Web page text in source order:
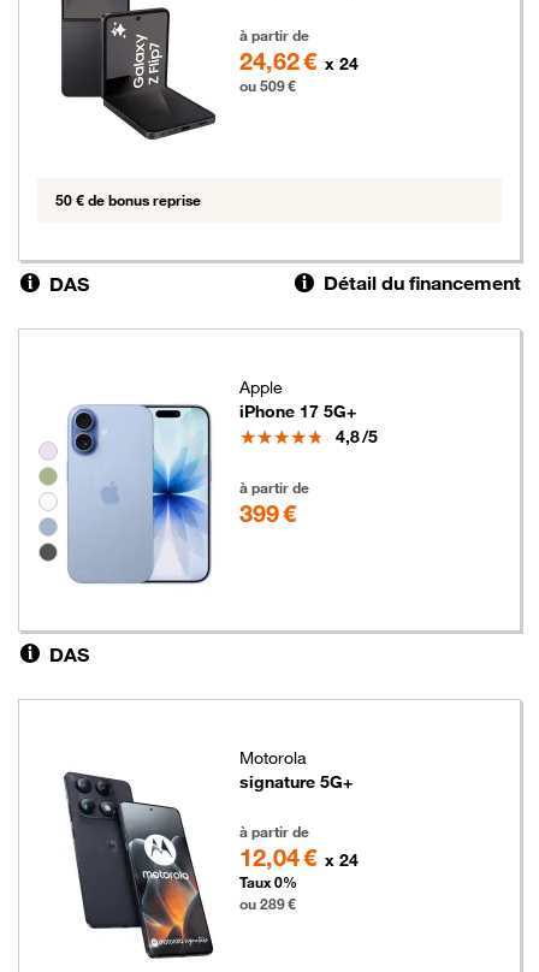
à partir de
24,62 € x 24
ou 509 €
50 € de bonus reprise
DAS Détail du financement
Groupe de couleurs disponibles non sélectionnables
Apple
iPhone 17 5G+
Note
4,8/5
à partir de
399 €
DAS
Motorola
signature 5G+
à partir de
12,04 € x 24
Taux 0%
ou 289 €